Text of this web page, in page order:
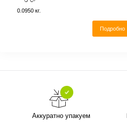
0.0950 кг.
Подробно
Аккуратно упакуем